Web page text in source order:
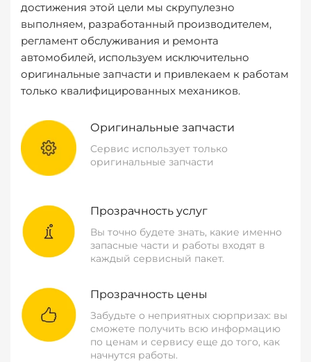
достижения этой цели мы скрупулезно
выполняем, разработанный производителем,
регламент обслуживания и ремонта
автомобилей, используем исключительно
оригинальные запчасти и привлекаем к работам
только квалифицированных механиков.
Оригинальные запчасти
Сервис использует только
оригинальные запчасти
Прозрачность услуг
Вы точно будете знать, какие именно
запасные части и работы входят в
каждый сервисный пакет.
Прозрачность цены
Забудьте о неприятных сюрпризах: вы
сможете получить всю информацию
по ценам и сервису еще до того, как
начнутся работы.